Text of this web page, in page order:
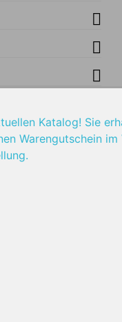
Katalog! Sie
Warengutschein im